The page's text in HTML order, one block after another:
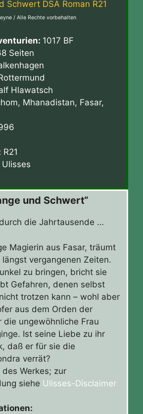
/ Alle Rechte vorbehalten
1017 BF
Seiten
Hlawatsch
Mhanadistan, Fasar,
R21
Ulisses
und Schwert“
die Jahrtausende …
Magierin aus Fasar, träumt
vergangenen Zeiten.
zu bringen, bricht sie
Gefahren, denen selbst
trotzen kann – wohl aber
aus dem Orden der
die ungewöhnliche Frau
Ist seine Liebe zu ihr
daß er für sie die
verrät?
Werkes; zur
siehe Ulisses-Disclaimer